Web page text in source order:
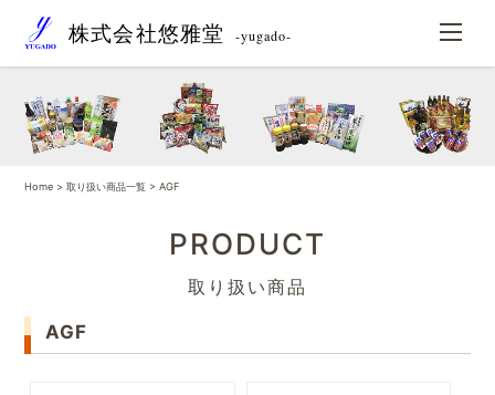
株式会社悠雅堂 -yugado-
Home >取り扱い商品一覧 > AGF
PRODUCT
取り扱い商品
AGF